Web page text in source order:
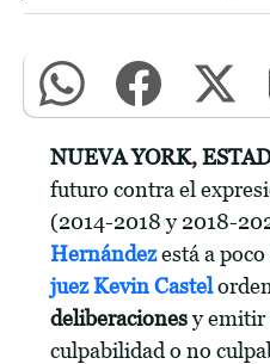
NUEVA YORK,
futuro contra el
(2014-2018 y 2018-
Hernándezestá a poco
juez Kevin Castel
deliberacionesy emitir
culpabilidad o no